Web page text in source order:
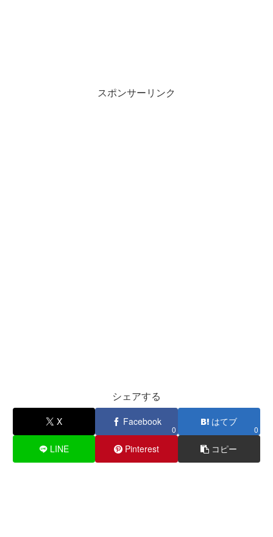
スポンサーリンク
シェアする
X Facebook
0
はてブ
0
LINE Pinterest コピー